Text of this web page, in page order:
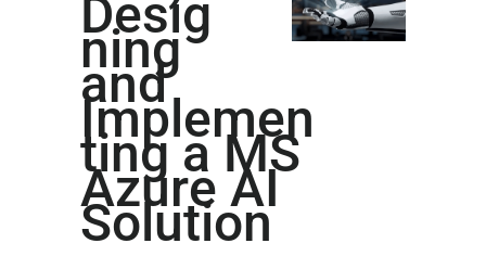
ACTUALITÉSDesig
ning
and
Implemen
ting a MS
Azure AI
Solution